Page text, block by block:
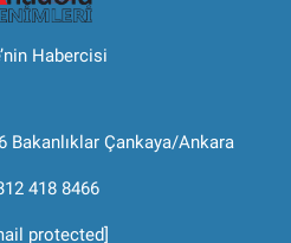
Habercisi
Bakanlıklar Çankaya/Ankara
418 8466
protected]